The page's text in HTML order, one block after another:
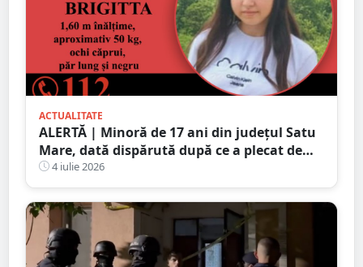
ACTUALITATE
ALERTĂ | Minoră de 17 ani din județul Satu
Mare, dată dispărută după ce a plecat de
acasă în toiul nopții. Poliția cere ajutorul
populației
4 iulie 2026